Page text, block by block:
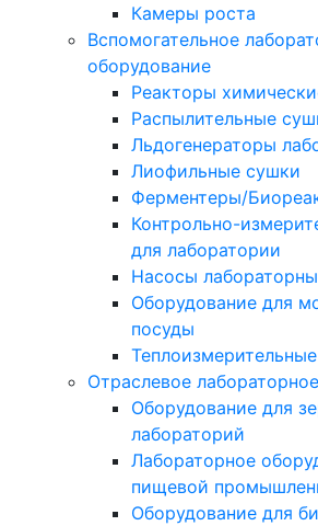
Камеры роста
Вспомогательное
оборудование
Реакторы
Распылительные
Льдогенераторы
Лиофильные сушки
Ферментеры/
Контрольно-
для лаборатории
Насосы
Оборудование для
посуды
Отраслевое
Оборудование для
лабораторий
Лабораторное
пищевой
Оборудование для